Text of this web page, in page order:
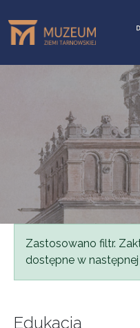
Komunikat
Zastosowano filtr.
dostępne w następnej
Edukacja